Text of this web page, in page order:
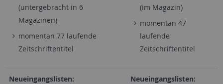
(untergebracht in 6
Magazinen)
momentan 77 laufende
Zeitschriftentitel
(im Magazin)
momentan 47
laufende
Zeitschriftentitel
Neueingangslisten: Neueingangslisten: